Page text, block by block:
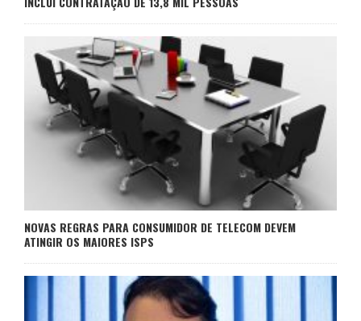
NOVAS REGRAS PARA CONSUMIDOR DE TELECOM DEVEM
ATINGIR OS MAIORES ISPS